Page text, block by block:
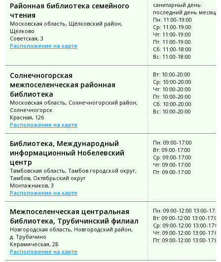
Районная библиотека семейного
чтения
Московская область, Щёлковский район,
Щёлково
Советская, 3
Расположение на карте
санитарный день:
последний день месяца
Пн: 11:00-19:00
Ср: 11:00-19:00
Чт: 11:00-19:00
Пт: 11:00-19:00
Сб: 11:00-18:00
Вс: 11:00-18:00
Солнечногорская
межпоселенческая районная
библиотека
Московская область, Солнечногорский район,
Солнечногорск
Красная, 126
Расположение на карте
Вт: 10:00-20:00
Ср: 10:00-20:00
Чт: 10:00-20:00
Пт: 10:00-20:00
Сб: 10:00-20:00
Вс: 10:00-20:00
Библиотека, Международный
информационный Нобелевский
центр
Тамбовская область, Тамбов городской округ,
Тамбов, Октябрьский округ
Монтажников, 3
Расположение на карте
Пн: 09:00-17:00
Вт: 09:00-17:00
Ср: 09:00-17:00
Чт: 09:00-17:00
Пт: 09:00-17:00
Межпоселенческая центральная
библиотека, Трубичинский филиал
Новгородская область, Новгородский район,
д. Трубичино
Керамическая, 2Б
Расположение на карте
Пн: 09:00-12:00 13:00-
Вт: 09:00-12:00 13:00-17:00
Ср: 09:00-12:00 13:00-17:00
Чт: 09:00-12:00 13:00-17:00
Пт: 09:00-12:00 13:00-17:00